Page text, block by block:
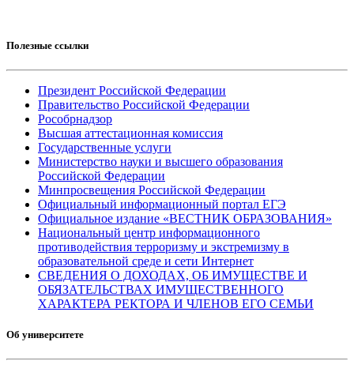
Полезные ссылки
Президент Российской Федерации
Правительство Российской Федерации
Рособрнадзор
Высшая аттестационная комиссия
Государственные услуги
Министерство науки и высшего образования
Российской Федерации
Минпросвещения Российской Федерации
Официальный информационный портал ЕГЭ
Официальное издание «ВЕСТНИК ОБРАЗОВАНИЯ»
Национальный центр информационного
противодействия терроризму и экстремизму в
образовательной среде и сети Интернет
СВЕДЕНИЯ О ДОХОДАХ, ОБ ИМУЩЕСТВЕ И
ОБЯЗАТЕЛЬСТВАХ ИМУЩЕСТВЕННОГО
ХАРАКТЕРА РЕКТОРА И ЧЛЕНОВ ЕГО СЕМЬИ
Об университете